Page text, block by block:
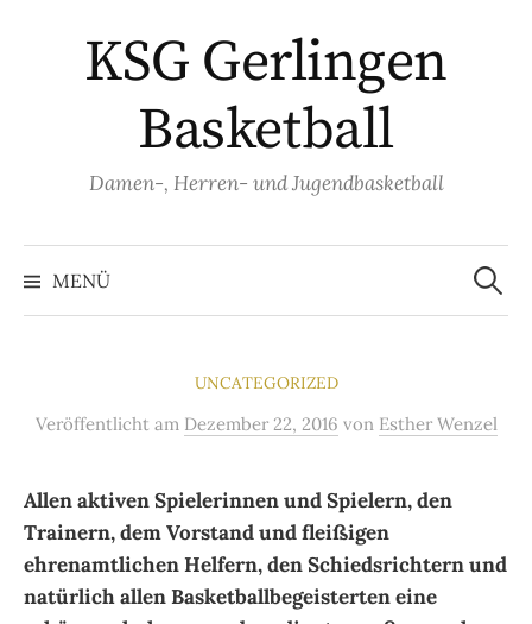
KSG Gerlingen
Basketball
Damen-, Herren- und Jugendbasketball
MENÜ
Suchen
nach:
UNCATEGORIZED
Veröffentlicht am Dezember 22, 2016 von Esther Wenzel
Allen aktiven Spielerinnen und Spielern, den
Trainern, dem Vorstand und fleißigen
ehrenamtlichen Helfern, den Schiedsrichtern und
natürlich allen Basketballbegeisterten eine